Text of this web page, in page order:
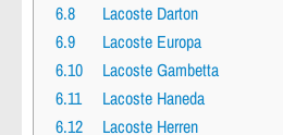
6.8
Lacoste Darton
6.9
Lacoste Europa
6.10
Lacoste Gambetta
6.11
Lacoste Haneda
6.12
Lacoste Herren